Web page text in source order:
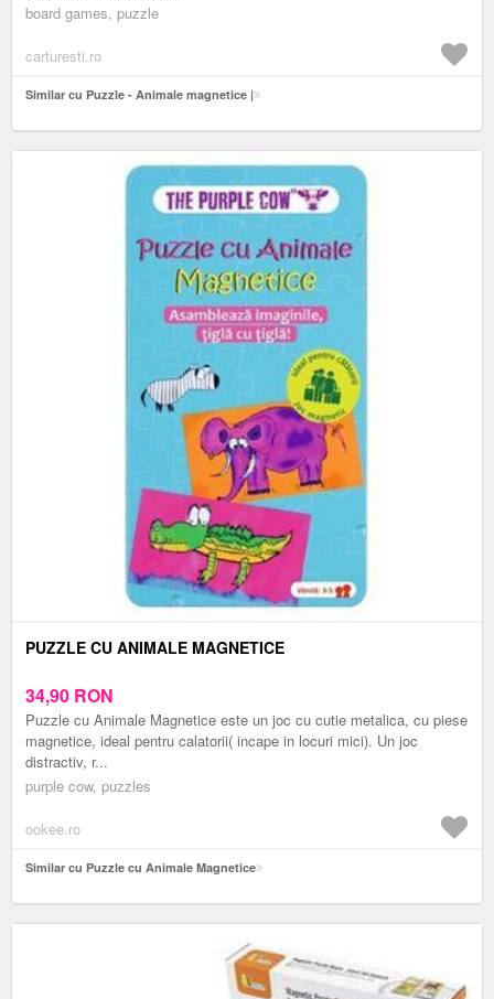
board games, puzzle
carturesti.ro
Similar cu Puzzle - Animale magnetice |
PUZZLE CU ANIMALE MAGNETICE
34,90 RON
Puzzle cu Animale Magnetice este un joc cu cutie metalica, cu piese
magnetice, ideal pentru calatorii( incape in locuri mici). Un joc
distractiv, r...
purple cow, puzzles
ookee.ro
Similar cu Puzzle cu Animale Magnetice